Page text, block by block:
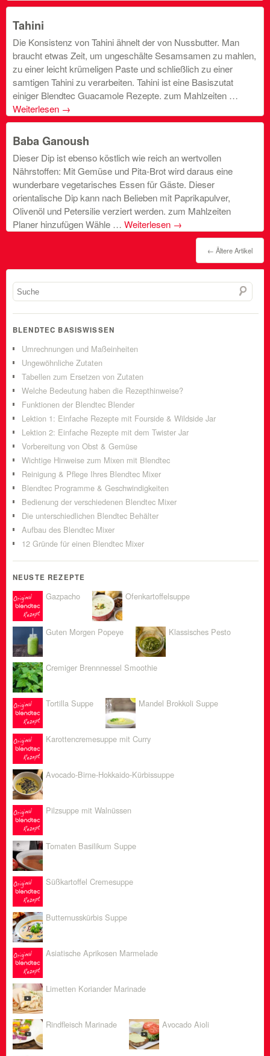
Tahini
Die Konsistenz von Tahini ähnelt der von Nussbutter. Man
braucht etwas Zeit, um ungeschälte Sesamsamen zu mahlen,
zu einer leicht krümeligen Paste und schließlich zu einer
samtigen Tahini zu verarbeiten. Tahini ist eine Basiszutat
einiger Blendtec Guacamole Rezepte. zum Mahlzeiten …
Weiterlesen →
Baba Ganoush
Dieser Dip ist ebenso köstlich wie reich an wertvollen
Nährstoffen: Mit Gemüse und Pita-Brot wird daraus eine
wunderbare vegetarisches Essen für Gäste. Dieser
orientalische Dip kann nach Belieben mit Paprikapulver,
Olivenöl und Petersilie verziert werden. zum Mahlzeiten
Planer hinzufügen Wähle … Weiterlesen →
← Ältere Artikel
BLENDTEC BASISWISSEN
Umrechnungen und Maßeinheiten
Ungewöhnliche Zutaten
Tabellen zum Ersetzen von Zutaten
Welche Bedeutung haben die Rezepthinweise?
Funktionen der Blendtec Blender
Lektion 1: Einfache Rezepte mit Fourside & Wildside Jar
Lektion 2: Einfache Rezepte mit dem Twister Jar
Vorbereitung von Obst & Gemüse
Wichtige Hinweise zum Mixen mit Blendtec
Reinigung & Pflege Ihres Blendtec Mixer
Blendtec Programme & Geschwindigkeiten
Bedienung der verschiedenen Blendtec Mixer
Die unterschiedlichen Blendtec Behälter
Aufbau des Blendtec Mixer
12 Gründe für einen Blendtec Mixer
NEUSTE REZEPTE
Gazpacho Ofenkartoffelsuppe
Guten Morgen Popeye Klassisches Pesto
Cremiger Brennnessel Smoothie
Tortilla Suppe Mandel Brokkoli Suppe
Karottencremesuppe mit Curry
Avocado-Birne-Hokkaido-Kürbissuppe
Pilzsuppe mit Walnüssen
Tomaten Basilikum Suppe
Süßkartoffel Cremesuppe
Butternusskürbis Suppe
Asiatische Aprikosen Marmelade
Limetten Koriander Marinade
Rindfleisch Marinade Avocado Aioli